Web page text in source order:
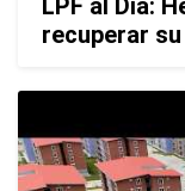
LPF al Día:
recuperar su